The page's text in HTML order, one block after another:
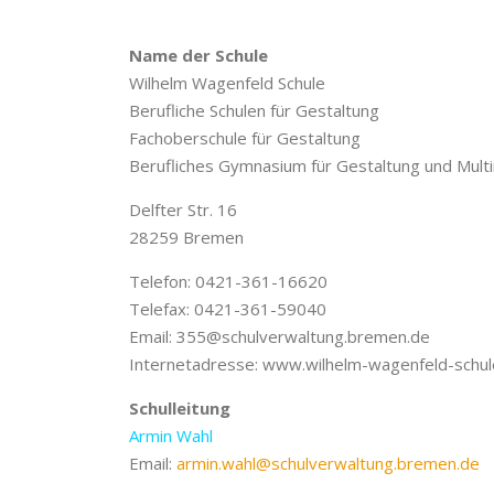
Name der Schule
Wilhelm Wagenfeld Schule
Berufliche Schulen für Gestaltung
Fachoberschule für Gestaltung
Berufliches Gymnasium für Gestaltung und
Delfter Str. 16
28259 Bremen
Telefon: 0421-361-16620
Telefax: 0421-361-59040
Email: 355@schulverwaltung.bremen.de
Internetadresse: www.wilhelm-wagenfeld-
Schulleitung
Armin Wahl
Email: armin.wahl@schulverwaltung.bremen.de